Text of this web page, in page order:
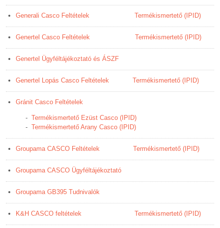
Generali Casco Feltételek Termékismertető (IPID)
Genertel Casco Feltételek Termékismertető (IPID)
Genertel Ügyféltájékoztató és ÁSZF
Genertel Lopás Casco Feltételek Termékismertető (IPID)
Gránit Casco Feltételek
- Termékismertető Ezüst Casco (IPID)
- Termékismertető Arany Casco (IPID)
Groupama CASCO Feltételek Termékismertető (IPID)
Groupama CASCO Ügyféltájékoztató
Groupama GB395 Tudnivalók
K&H CASCO feltételek Termékismertető (IPID)